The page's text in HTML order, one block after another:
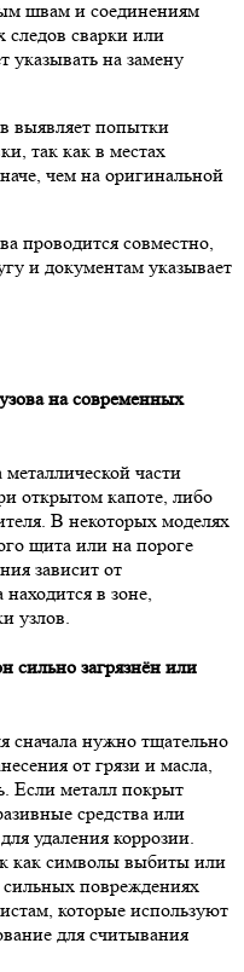
швам и соединениям
сварки или
указывать на замену
выявляет попытки
так как в местах
чем на оригинальной
проводится совместно,
и документам указывает
на современных
части
открытом капоте, либо
В некоторых моделях
щита или на пороге
зависит от
в зоне,
узлов.
сильно загрязнён или
сначала нужно тщательно
от грязи и масла,
Если металл покрыт
средства или
удаления коррозии.
как символы выбиты или
повреждениях
которые используют
для считывания